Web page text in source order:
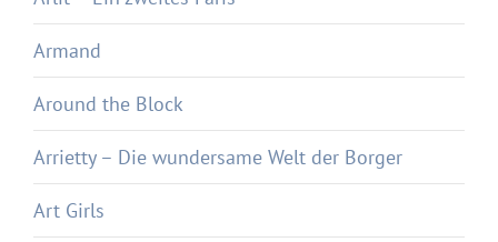
Armand
Around the Block
Arrietty – Die wundersame Welt der Borger
Art Girls